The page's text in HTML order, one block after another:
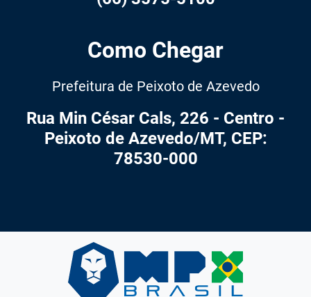
Como Chegar
Prefeitura de Peixoto de Azevedo
Rua Min César Cals, 226 - Centro -
Peixoto de Azevedo/MT, CEP:
78530-000